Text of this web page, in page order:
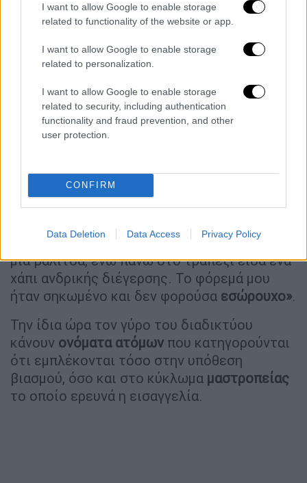
I want to allow Google to enable storage
related to functionality of the website or app.
I want to allow Google to enable storage
related to personalization.
I want to allow Google to enable storage
related to security, including authentication
functionality and fraud prevention, and other
user protection.
CONFIRM
Data Deletion Data Access Privacy Policy
κοπέλας το δωμάτιο στο οποίοκαταγγέλλει
ότι βιάστηκε από 3 άνδρες η 24χρονη, ανήκει
στον 27χρονο που συνελήφθη. Ο ίδιος δεν
προφυλακίστηκε καθώς η δικογραφία που
σχηματίστηκε έκανε λόγο για«συνεύρεση
χωρίς συναίνεση»
Η κοπέλα στην κατάθεσή της ανέφερε ότι
ξύπνησεκατάλαβε τι ακριβώς είχε
συμβεί. «Ξύπνησα το πρωί λίγο πριν τις 11
και βρισκόμουν σε ένα δωμάτιο που δεν
γνώριζα. Είχε πεταμέναανδρικά ρούχακαι
μία βαλίτσα, ενώ πάνω στο τραπέζι είδα ένα
χάπι ανδρικής διέγερσης. Το φόρεμά μου
ήταν σηκωμένο και δεν φορούσα εσώρουχο».
Την ίδια ώρα τον γύρο του διαδικτύου
κάνουν ονόματα ατόμων που κατηγορούνται
ότι εμπλέκονται τόσο στην υπόθεση
βιασμού, όσο και στο κύκλωμα μαστροπείας
το οποίο ερευνά η εισαγγελία.